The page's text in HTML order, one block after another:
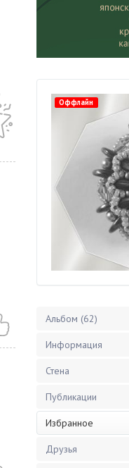
Оффлайн
Альбом (62)
Информация
Стена
Публикации
Избранное
Друзья